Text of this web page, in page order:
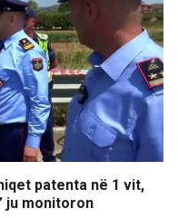
patenta në 1 vit,
ju monitoron